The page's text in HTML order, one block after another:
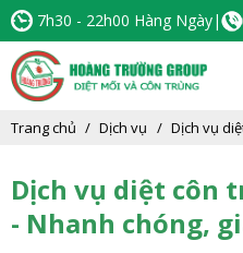
7h30 - 22h00 Hàng Ngày|
Trang chủ Dịch vụ Dịch vụ
Dịch vụ diệt côn
- Nhanh chóng,